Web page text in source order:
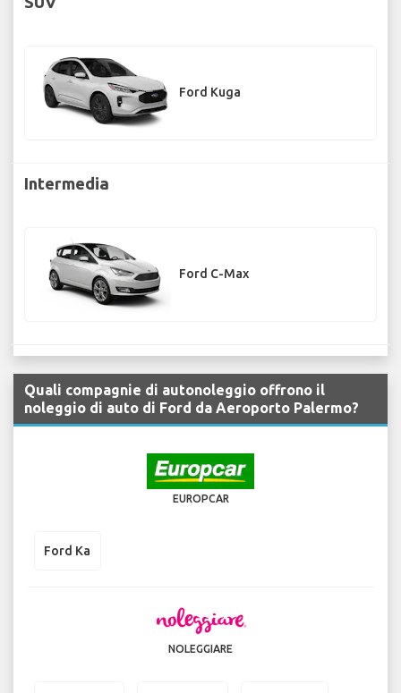
Ford Kuga
Intermedia
Ford C-Max
Quali compagnie di autonoleggio offrono il
noleggio di auto di Ford da Aeroporto Palermo?
EUROPCAR
Ford Ka
NOLEGGIARE